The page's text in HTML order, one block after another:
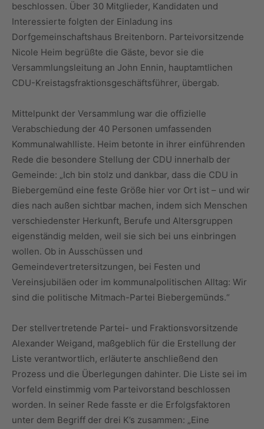
beschlossen. Über 30 Mitglieder, Kandidaten und
Interessierte folgten der Einladung ins
Dorfgemeinschaftshaus Breitenborn. Parteivorsitzende
Nicole Heim begrüßte die Gäste, bevor sie die
Versammlungsleitung an John Ennin, hauptamtlichen
CDU-Kreistagsfraktionsgeschäftsführer, übergab.
Mittelpunkt der Versammlung war die offizielle
Verabschiedung der 40 Personen umfassenden
Kommunalwahlliste. Heim betonte in ihrer einführenden
Rede die besondere Stellung der CDU innerhalb der
Gemeinde: „Ich bin stolz und dankbar, dass die CDU in
Biebergemünd eine feste Größe hier vor Ort ist – und wir
dies nach außen sichtbar machen, indem sich Menschen
verschiedenster Herkunft, Berufe und Altersgruppen
eigenständig melden, weil sie sich bei uns einbringen
wollen. Ob in Ausschüssen und
Gemeindevertretersitzungen, bei Festen und
Vereinsjubiläen oder im kommunalpolitischen Alltag: Wir
sind die politische Mitmach-Partei Biebergemünds.“
Der stellvertretende Partei- und Fraktionsvorsitzende
Alexander Weigand, maßgeblich für die Erstellung der
Liste verantwortlich, erläuterte anschließend den
Prozess und die Überlegungen dahinter. Die Liste sei im
Vorfeld einstimmig vom Parteivorstand beschlossen
worden. In seiner Rede fasste er die Erfolgsfaktoren
unter dem Begriff der drei K’s zusammen: „Eine